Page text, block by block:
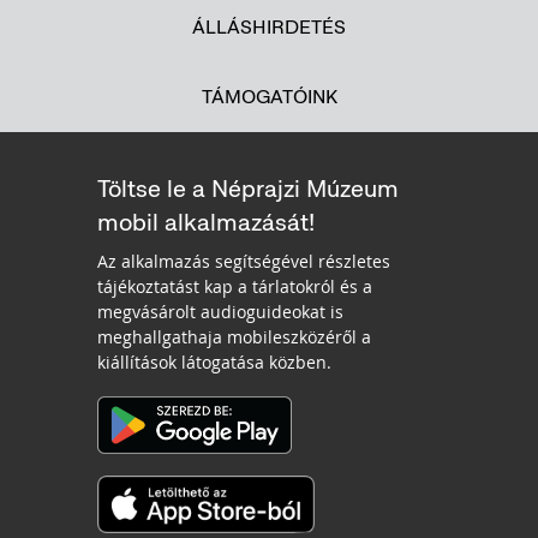
ÁLLÁSHIRDETÉS
TÁMOGATÓINK
Töltse le a Néprajzi Múzeum
mobil alkalmazását!
Az alkalmazás segítségével részletes
tájékoztatást kap a tárlatokról és a
megvásárolt audioguideokat is
meghallgathaja mobileszközéről a
kiállítások látogatása közben.